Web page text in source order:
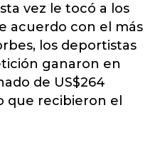
vez le tocó a los
acuerdo con el más
los deportistas
ganaron en
de US$264
que recibieron el